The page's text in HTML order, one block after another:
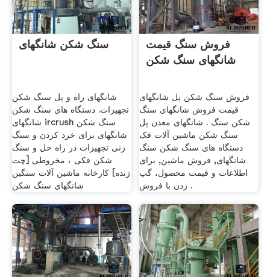
سنگ شکن شانگهای
شانگهای راه و پل سنگ شکن
تجهیزات. دستگاه های سنگ شکن
شانگهای ircrush سنگ شکن
شانگهای برای خرد کردن و سنگ
زنی تجهیزات در راه حل و سنگ
شکن فکی ، مخروطی [چت
زنده] کارخانه ماشین آلات سنگین
شانگهای سنگ شکن
فروش سنگ قیمت
شانگهای سنگ شکن
فروش سنگ شکن پل شانگهای
قیمت فروش شانگهای سنگ
شکن سنگ . شانگهای معدن پل
سنگ شکن ماشین آلات فک
دستگاه های سنگ شکن سنگ
شانگهای, فروش ماشین, برای
اطلاعات و قیمت محصول، گپ
زدن با فروش .